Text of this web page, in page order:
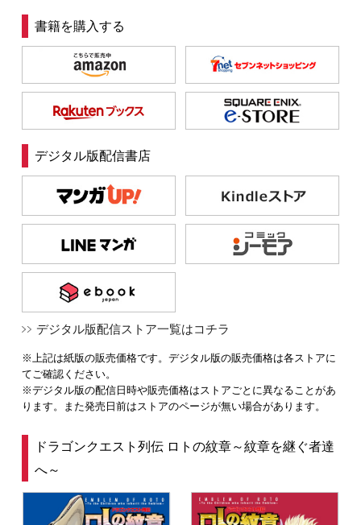
書籍を購入する
デジタル版配信書店
デジタル版配信ストア一覧はコチラ
※上記は紙版の販売価格です。デジタル版の販売価格は各ストアに
てご確認ください。
※デジタル版の配信日時や販売価格はストアごとに異なることがあ
ります。また発売日前はストアのページが無い場合があります。
ドラゴンクエスト列伝 ロトの紋章～紋章を継ぐ者達
へ～